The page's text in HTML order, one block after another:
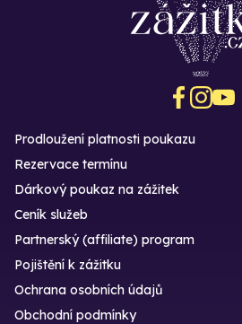
Prodloužení platnosti poukazu
Rezervace termínu
Dárkový poukaz na zážitek
Ceník služeb
Partnerský (affiliate) program
Pojištění k zážitku
Ochrana osobních údajů
Obchodní podmínky